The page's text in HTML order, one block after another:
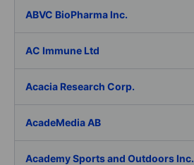
ABVC BioPharma Inc.
AC Immune Ltd
Acacia Research Corp.
AcadeMedia AB
Academy Sports and Outdoors Inc.